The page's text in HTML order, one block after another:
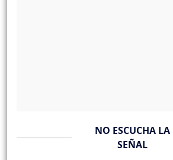
NO ESCUCHA LA
SEÑAL